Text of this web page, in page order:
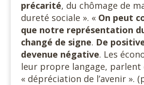
précarité, du chômage de
dureté sociale ». « On peut
que notre représentation
changé de signe. De
devenue négative. Les
leur propre langage, parlent
« dépréciation de l’avenir ».